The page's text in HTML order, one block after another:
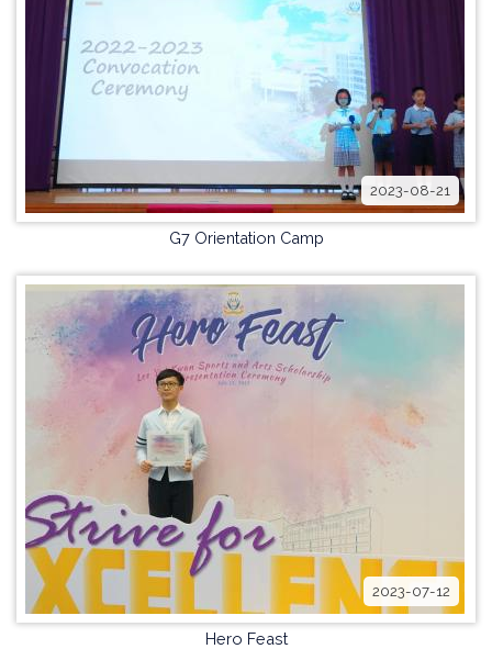
2023-08-21
G7 Orientation Camp
2023-07-12
Hero Feast